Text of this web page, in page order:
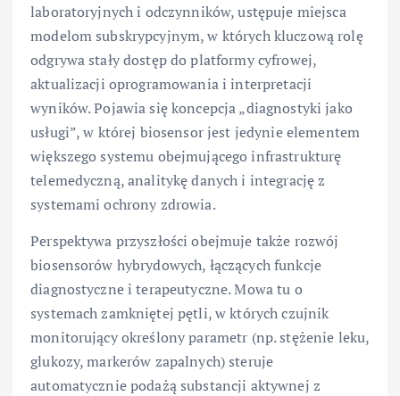
laboratoryjnych i odczynników, ustępuje miejsca
modelom subskrypcyjnym, w których kluczową rolę
odgrywa stały dostęp do platformy cyfrowej,
aktualizacji oprogramowania i interpretacji
wyników. Pojawia się koncepcja „diagnostyki jako
usługi”, w której biosensor jest jedynie elementem
większego systemu obejmującego infrastrukturę
telemedyczną, analitykę danych i integrację z
systemami ochrony zdrowia.
Perspektywa przyszłości obejmuje także rozwój
biosensorów hybrydowych, łączących funkcje
diagnostyczne i terapeutyczne. Mowa tu o
systemach zamkniętej pętli, w których czujnik
monitorujący określony parametr (np. stężenie leku,
glukozy, markerów zapalnych) steruje
automatycznie podażą substancji aktywnej z